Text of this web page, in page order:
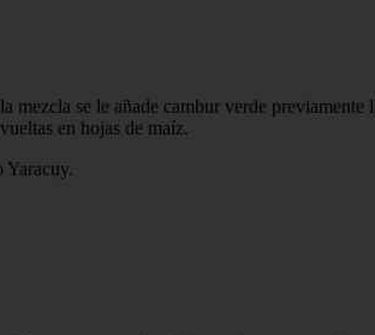
mezcla se le añade cambur verde
en hojas de maíz.
Yaracuy.